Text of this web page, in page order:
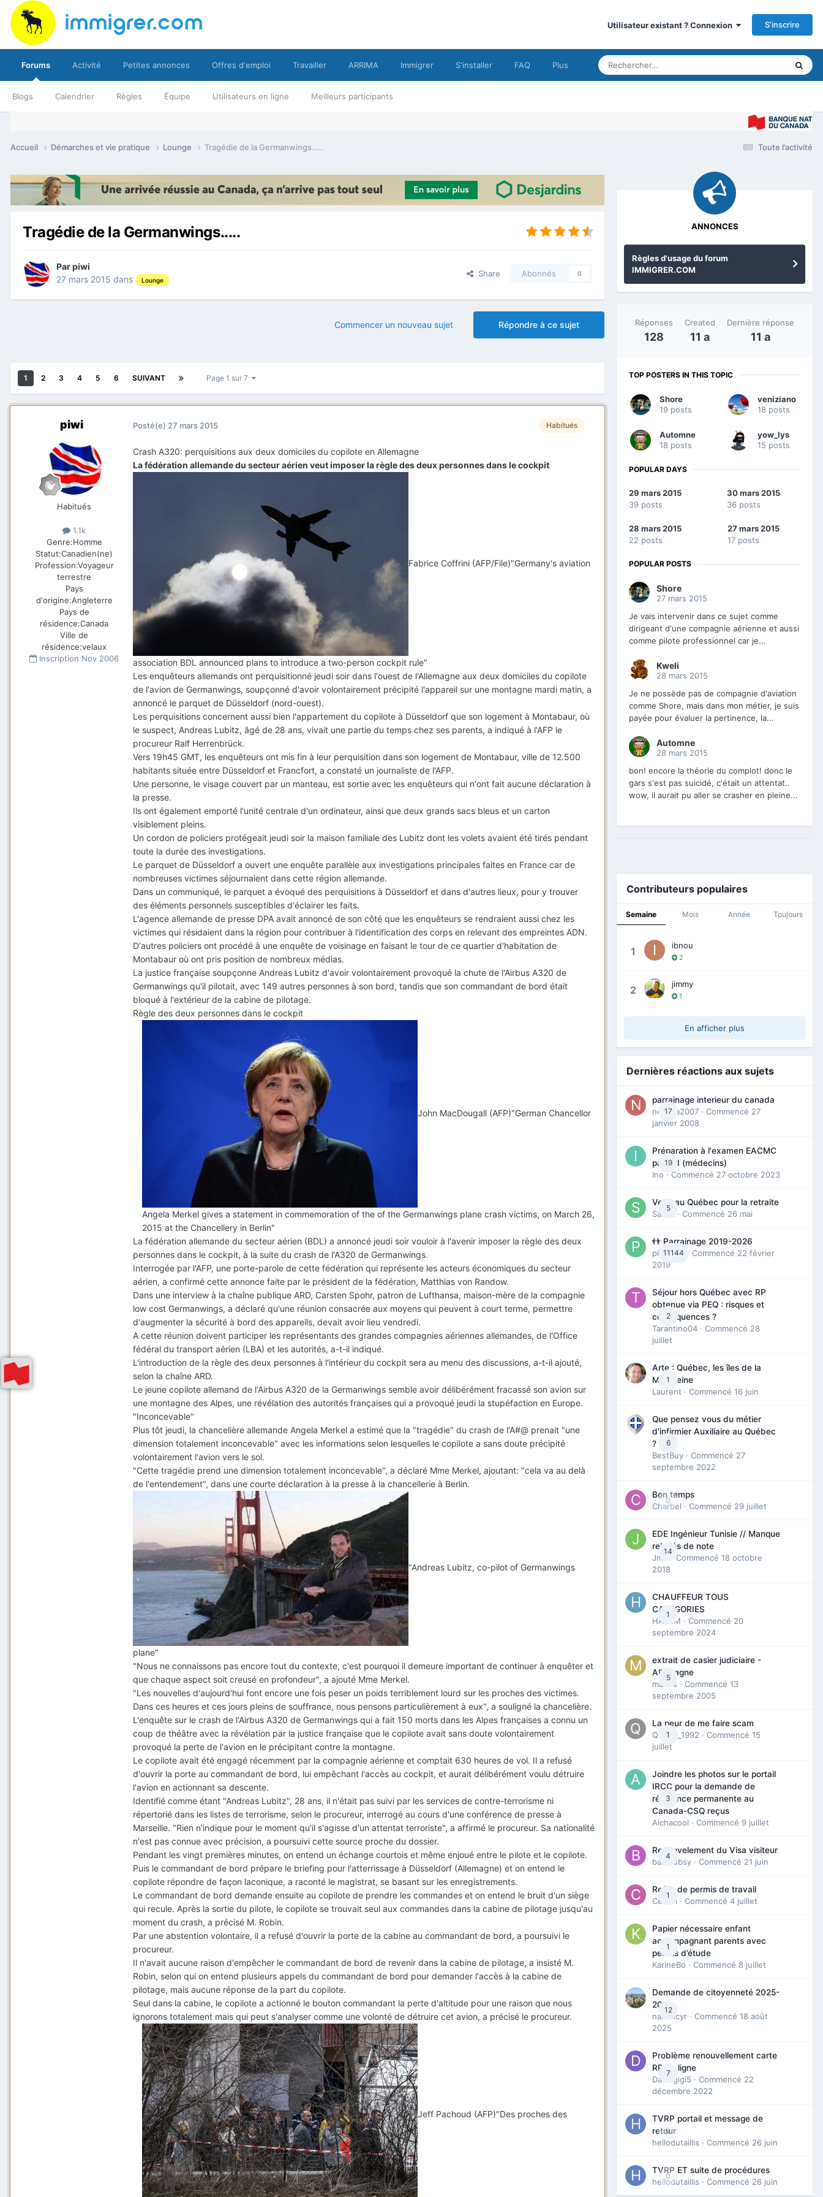
Utilisateur existant ? Connexion S’inscrire
Forums
Blogs Calendrier Règles Équipe Utilisateurs en ligne Meilleurs participants
Activité Petites annonces Offres d'emploi Travailler ARRIMA Immigrer S'installer FAQ Plus
Toute l’activité
Accueil Démarches et vie pratique Lounge Tragédie de la Germanwings.....
Tragédie de la Germanwings.....
Parpiwi
27 mars 2015 dans Lounge
Share Abonnés 0
Répondre à ce sujet
Commencer un nouveau sujet
1 2 3 4 5 6 SUIVANT Page 1 sur 7
piwi
Habitués
1.1k
Genre:Homme
Statut:Canadien(ne)
Profession:Voyageur
terrestre
Pays
d'origine:Angleterre
Pays de
résidence:Canada
Ville de
résidence:velaux
Inscription Nov 2006
Habitués
Posté(e) 27 mars 2015
Crash A320: perquisitions aux deux domiciles du copilote en Allemagne
La fédération allemande du secteur aérien veut imposer la règle des deux personnes dans le cockpit
Fabrice Coffrini (AFP/File)"Germany's aviation
association BDL announced plans to introduce a two-person cockpit rule"
Les enquêteurs allemands ont perquisitionné jeudi soir dans l'ouest de l'Allemagne aux deux domiciles du copilote
de l'avion de Germanwings, soupçonné d'avoir volontairement précipité l'appareil sur une montagne mardi matin, a
annoncé le parquet de Düsseldorf (nord-ouest).
Les perquisitions concernent aussi bien l'appartement du copilote à Düsseldorf que son logement à Montabaur, où
le suspect, Andreas Lubitz, âgé de 28 ans, vivait une partie du temps chez ses parents, a indiqué à l'AFP le
procureur Ralf Herrenbrück.
Vers 19h45 GMT, les enquêteurs ont mis fin à leur perquisition dans son logement de Montabaur, ville de 12.500
habitants située entre Düsseldorf et Francfort, a constaté un journaliste de l'AFP.
Une personne, le visage couvert par un manteau, est sortie avec les enquêteurs qui n'ont fait aucune déclaration à
la presse.
Ils ont également emporté l'unité centrale d'un ordinateur, ainsi que deux grands sacs bleus et un carton
visiblement pleins.
Un cordon de policiers protégeait jeudi soir la maison familiale des Lubitz dont les volets avaient été tirés pendant
toute la durée des investigations.
Le parquet de Düsseldorf a ouvert une enquête parallèle aux investigations principales faites en France car de
nombreuses victimes séjournaient dans cette région allemande.
Dans un communiqué, le parquet a évoqué des perquisitions à Düsseldorf et dans d'autres lieux, pour y trouver
des éléments personnels susceptibles d'éclairer les faits.
L'agence allemande de presse DPA avait annoncé de son côté que les enquêteurs se rendraient aussi chez les
victimes qui résidaient dans la région pour contribuer à l'identification des corps en relevant des empreintes ADN.
D'autres policiers ont procédé à une enquête de voisinage en faisant le tour de ce quartier d'habitation de
Montabaur où ont pris position de nombreux médias.
La justice française soupçonne Andreas Lubitz d'avoir volontairement provoqué la chute de l'Airbus A320 de
Germanwings qu'il pilotait, avec 149 autres personnes à son bord, tandis que son commandant de bord était
bloqué à l'extérieur de la cabine de pilotage.
Règle des deux personnes dans le cockpit
John MacDougall (AFP)"German Chancellor
Angela Merkel gives a statement in commemoration of the of the Germanwings plane crash victims, on March 26,
2015 at the Chancellery in Berlin"
La fédération allemande du secteur aérien (BDL) a annoncé jeudi soir vouloir à l'avenir imposer la règle des deux
personnes dans le cockpit, à la suite du crash de l'A320 de Germanwings.
Interrogée par l'AFP, une porte-parole de cette fédération qui représente les acteurs économiques du secteur
aérien, a confirmé cette annonce faite par le président de la fédération, Matthias von Randow.
Dans une interview à la chaîne publique ARD, Carsten Spohr, patron de Lufthansa, maison-mère de la compagnie
low cost Germanwings, a déclaré qu'une réunion consacrée aux moyens qui peuvent à court terme, permettre
d'augmenter la sécurité à bord des appareils, devait avoir lieu vendredi.
A cette réunion doivent participer les représentants des grandes compagnies aériennes allemandes, de l'Office
fédéral du transport aérien (LBA) et les autorités, a-t-il indiqué.
L'introduction de la règle des deux personnes à l'intérieur du cockpit sera au menu des discussions, a-t-il ajouté,
selon la chaîne ARD.
Le jeune copilote allemand de l'Airbus A320 de la Germanwings semble avoir délibérément fracassé son avion sur
une montagne des Alpes, une révélation des autorités françaises qui a provoqué jeudi la stupéfaction en Europe.
"Inconcevable"
Plus tôt jeudi, la chancelière allemande Angela Merkel a estimé que la "tragédie" du crash de l'A#@ prenait "une
dimension totalement inconcevable" avec les informations selon lesquelles le copilote a sans doute précipité
volontairement l'avion vers le sol.
"Cette tragédie prend une dimension totalement inconcevable", a déclaré Mme Merkel, ajoutant: "cela va au delà
de l'entendement", dans une courte déclaration à la presse à la chancellerie à Berlin.
"Andreas Lubitz, co-pilot of Germanwings
plane"
"Nous ne connaissons pas encore tout du contexte, c'est pourquoi il demeure important de continuer à enquêter et
que chaque aspect soit creusé en profondeur", a ajouté Mme Merkel.
"Les nouvelles d'aujourd'hui font encore une fois peser un poids terriblement lourd sur les proches des victimes.
Dans ces heures et ces jours pleins de souffrance, nous pensons particulièrement à eux", a souligné la chancelière.
L'enquête sur le crash de l'Airbus A320 de Germanwings qui a fait 150 morts dans les Alpes françaises a connu un
coup de théâtre avec la révélation par la justice française que le copilote avait sans doute volontairement
provoqué la perte de l'avion en le précipitant contre la montagne.
Le copilote avait été engagé récemment par la compagnie aérienne et comptait 630 heures de vol. Il a refusé
d'ouvrir la porte au commandant de bord, lui empêchant l'accès au cockpit, et aurait délibérément voulu détruire
l'avion en actionnant sa descente.
Identifié comme étant "Andreas Lubitz"​, 28 ans, il n'était pas suivi par les services de contre-terrorisme ni
répertorié dans les listes de terrorisme, selon le procureur, interrogé au cours d'une conférence de presse à
Marseille. "Rien n'indique pour le moment qu'il s'agisse d'un attentat terroriste", a affirmé le procureur. Sa nationalité
n'est pas connue avec précision, a poursuivi cette source proche du dossier.
Pendant les vingt premières minutes, on entend un échange courtois et même enjoué entre le pilote et le copilote.
Puis le commandant de bord prépare le briefing pour l'atterrissage à Düsseldorf (Allemagne) et on entend le
copilote répondre de façon laconique, a raconté le magistrat, se basant sur les enregistrements.
Le commandant de bord demande ensuite au copilote de prendre les commandes et on entend le bruit d'un siège
qui recule. Après la sortie du pilote, le copilote se trouvait seul aux commandes dans la cabine de pilotage jusqu'au
moment du crash, a précisé M. Robin.
Par une abstention volontaire, il a refusé d'ouvrir la porte de la cabine au commandant de bord, a poursuivi le
procureur.
Il n'avait aucune raison d'empêcher le commandant de bord de revenir dans la cabine de pilotage, a insisté M.
Robin, selon qui on entend plusieurs appels du commandant de bord pour demander l'accès à la cabine de
pilotage, mais aucune réponse de la part du copilote.
Seul dans la cabine, le copilote a actionné le bouton commandant la perte d'altitude pour une raison que nous
ignorons totalement mais qui peut s'analyser comme une volonté de détruire cet avion, a précisé le procureur.
Jeff Pachoud (AFP)"Des proches des
ANNONCES
Règles d'usage du forum
IMMIGRER.COM
Réponses
128
Created
11 a
Dernière réponse
11 a
TOP POSTERS IN THIS TOPIC
Shore
19 posts
veniziano
18 posts
Automne
18 posts
yow_lys
15 posts
POPULAR DAYS
29 mars 2015
39 posts
30 mars 2015
36 posts
28 mars 2015
22 posts
27 mars 2015
17 posts
POPULAR POSTS
Shore
27 mars 2015
Je vais intervenir dans ce sujet comme
dirigeant d'une compagnie aérienne et aussi
comme pilote professionnel car je...
Kweli
28 mars 2015
Je ne possède pas de compagnie d'aviation
comme Shore, mais dans mon métier, je suis
payée pour évaluer la pertinence, la...
Automne
28 mars 2015
bon! encore la théorie du complot! donc le
gars s'est pas suicidé, c'était un attentat..
wow, il aurait pu aller se crasher en pleine...
Contributeurs populaires
Semaine Mois Année Toujours
1 ibnou
2
2 jimmy
1
En afficher plus
Dernières réactions aux sujets
17
parrainage interieur du canada
nedjma2007 · Commencé 27
janvier 2008
19
Préparation à l'examen EACMC
partie I (médecins)
Ino · Commencé 27 octobre 2023
5
Venir au Québec pour la retraite
Sab74
· Commencé 26 mai
11144
👬 Parrainage 2019-2026
piinoush
· Commencé 22 février
2019
2
Séjour hors Québec avec RP
obtenue via PEQ : risques et
conséquences ?
Tarantino04 · Commencé 28
juillet
1
Arte : Québec, les îles de la
Madeleine
Laurent · Commencé 16 juin
6
Que pensez vous du métier
d'infirmier Auxiliaire au Québec
?
BestBuy · Commencé 27
septembre 2022
0
Bon temps
Charbel · Commencé 29 juillet
14
EDE Ingénieur Tunisie // Manque
relevés de note
Jmili
· Commencé 18 octobre
2018
1
CHAUFFEUR TOUS
CATEGORIES
HAZEM · Commencé 20
septembre 2024
5
extrait de casier judiciaire -
Allemagne
maries · Commencé 13
septembre 2005
1
La peur de me faire scam
Queen_1992 · Commencé 15
juillet
3
Joindre les photos sur le portail
IRCC pour la demande de
résidence permanente au
Canada-CSQ reçus
Aichacool · Commencé 9 juillet
4
Renouvelement du Visa visiteur
babibubsy · Commencé 21 juin
1
Refus de permis de travail
Cedbri · Commencé 4 juillet
1
Papier nécessaire enfant
accompagnant parents avec
permis d’étude
KarineBo · Commencé 8 juillet
12
Demande de citoyenneté 2025-
2026
nanancyr · Commencé 18 août
2025
7
Problème renouvellement carte
RP en ligne
Davidgigi5 · Commencé 22
décembre 2022
0
TVRP portail et message de
retour
hellodutaillis · Commencé 26 juin
0
TVRP ET suite de procédures
hellodutaillis · Commencé 26 juin